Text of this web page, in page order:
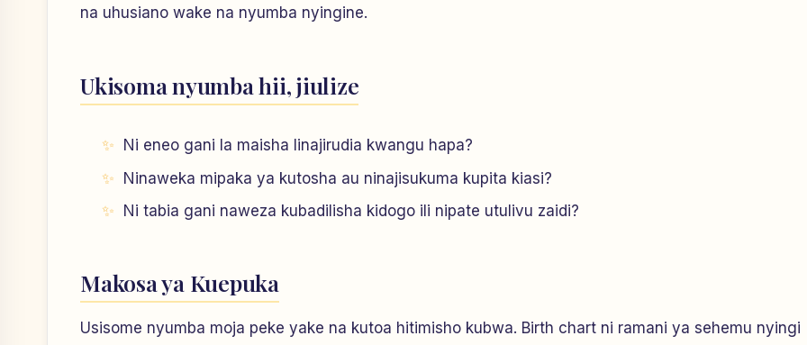
na uhusiano wake na nyumba nyingine.
Ukisoma nyumba hii, jiulize
Ni eneo gani la maisha linajirudia kwangu hapa?
Ninaweka mipaka ya kutosha au ninajisukuma kupita kiasi?
Ni tabia gani naweza kubadilisha kidogo ili nipate utulivu zaidi?
Makosa ya Kuepuka
Usisome nyumba moja peke yake na kutoa hitimisho kubwa. Birth chart ni ramani ya sehemu nyingi